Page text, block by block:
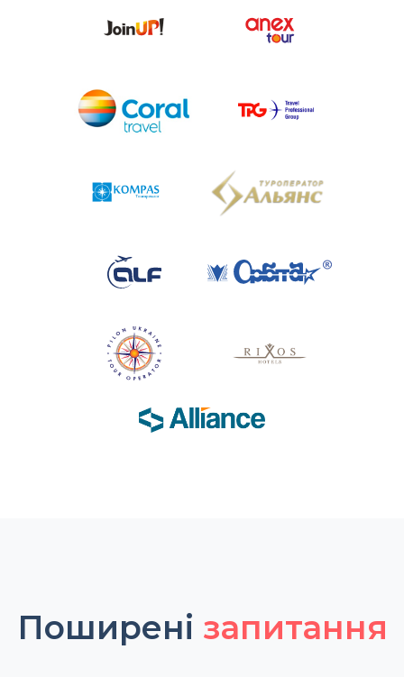
Поширені запитання